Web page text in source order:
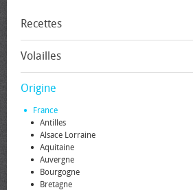
Recettes
Volailles
Origine
France
Antilles
Alsace Lorraine
Aquitaine
Auvergne
Bourgogne
Bretagne